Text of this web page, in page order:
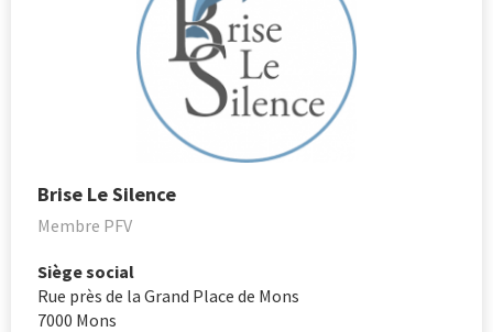
Brise Le Silence
Membre PFV
Siège social
Rue près de la Grand Place de Mons
7000 Mons